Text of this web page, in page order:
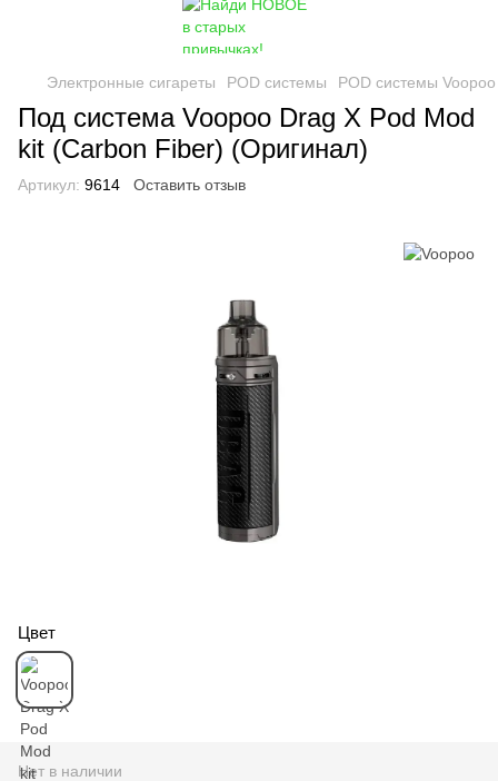
Электронные сигареты POD системы POD системы Voopoo
Под система Voopoo Drag X Pod Mod
kit (Carbon Fiber) (Оригинал)
Артикул: 9614 Оставить отзыв
Цвет
Нет в наличии